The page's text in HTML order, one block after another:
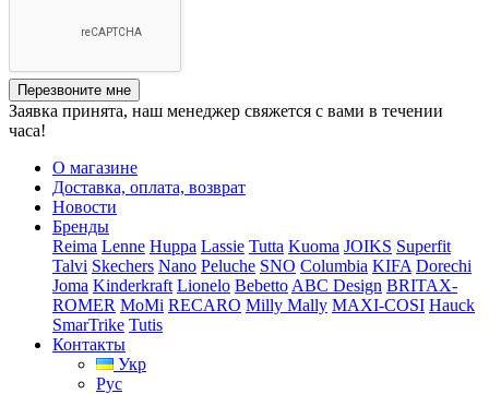
Перезвоните мне
Заявка принята, наш менеджер свяжется с вами в течении
часа!
О магазине
Доставка, оплата, возврат
Новости
Бренды
Reima Lenne Huppa Lassie Tutta Kuoma JOIKS Superfit
Talvi Skechers Nano Peluche SNO Columbia KIFA Dorechi
Joma Kinderkraft Lionelo Bebetto ABC Design BRITAX-
ROMER MoMi RECARO Milly Mally MAXI-COSI Hauck
SmarTrike Tutis
Контакты
Укр
Рус